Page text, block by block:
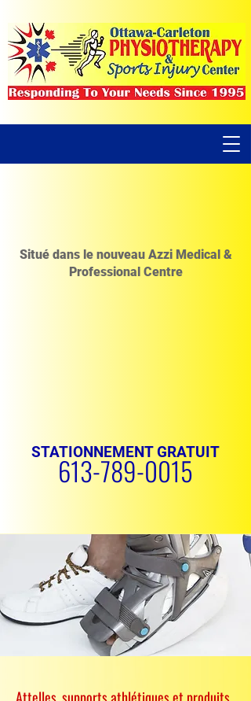
Situé dans le nouveau Azzi Medical &
Professional Centre
STATIONNEMENT GRATUIT
613-789-0015
PRENDRE RENDEZ-VOUS